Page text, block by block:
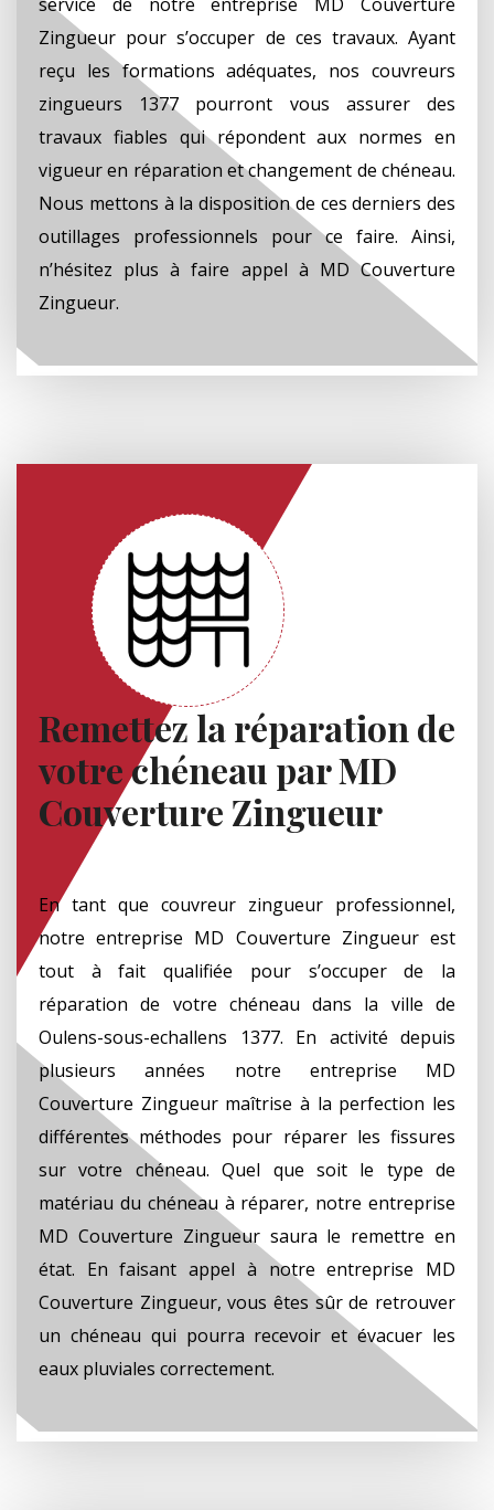
Zingueur pour s’occuper de ces travaux. Ayant
reçu les formations adéquates, nos couvreurs
zingueurs 1377 pourront vous assurer des
travaux fiables qui répondent aux normes en
vigueur en réparation et changement de chéneau.
Nous mettons à la disposition de ces derniers des
outillages professionnels pour ce faire. Ainsi,
n’hésitez plus à faire appel à MD Couverture
Zingueur.
Remettez la réparation de
votre chéneau par MD
Couverture Zingueur
En tant que couvreur zingueur professionnel,
notre entreprise MD Couverture Zingueur est
tout à fait qualifiée pour s’occuper de la
réparation de votre chéneau dans la ville de
Oulens-sous-echallens 1377. En activité depuis
plusieurs années notre entreprise MD
Couverture Zingueur maîtrise à la perfection les
différentes méthodes pour réparer les fissures
sur votre chéneau. Quel que soit le type de
matériau du chéneau à réparer, notre entreprise
MD Couverture Zingueur saura le remettre en
état. En faisant appel à notre entreprise MD
Couverture Zingueur, vous êtes sûr de retrouver
un chéneau qui pourra recevoir et évacuer les
eaux pluviales correctement.